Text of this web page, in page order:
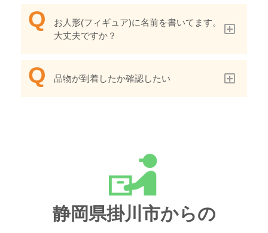
お人形(フィギュア)に名前を書いてます。
大丈夫ですか？
品物が到着したか確認したい
静岡県掛川市からの